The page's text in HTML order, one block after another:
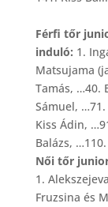
Férfi tőr
induló: 1.
Matsujama
Tamás, …40.
Sámuel,
Kiss Ádin,
Balázs,
Női tőr
1.
Fruzsina és